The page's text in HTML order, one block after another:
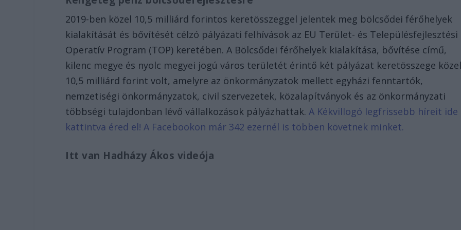
2019-ben közel 10,5 milliárd forintos keretösszeggel jelentek meg bölcsődei férőhelyek
kialakítását és bővítését célzó pályázati felhívások az EU Terület- és Településfejlesztési
Operatív Program (TOP) keretében. A Bölcsődei férőhelyek kialakítása, bővítése című,
kilenc megye és nyolc megyei jogú város területét érintő két pályázat keretösszege
10,5 milliárd forint volt, amelyre az önkormányzatok mellett egyházi fenntartók,
nemzetiségi önkormányzatok, civil szervezetek, közalapítványok és az önkormányzati
többségi tulajdonban lévő vállalkozások pályázhattak.A Kékvillogó legfrissebb híreit ide
kattintva éred el! A Facebookon már 342 ezernél is többen követnek minket.
Itt van Hadházy Ákos videója